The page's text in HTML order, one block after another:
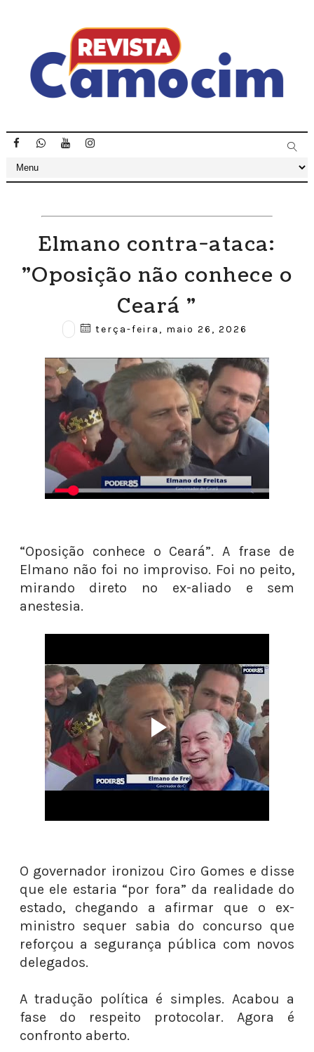
Elmano contra-ataca:
"Oposição não conhece o
Ceará "
terça-feira, maio 26, 2026
“Oposição conhece o Ceará”. A frase de
Elmano não foi no improviso. Foi no peito,
mirando direto no ex-aliado e sem
anestesia.
O governador ironizou Ciro Gomes e disse
que ele estaria “por fora” da realidade do
estado, chegando a afirmar que o ex-
ministro sequer sabia do concurso que
reforçou a segurança pública com novos
delegados.
A tradução política é simples. Acabou a
fase do respeito protocolar. Agora é
confronto aberto.